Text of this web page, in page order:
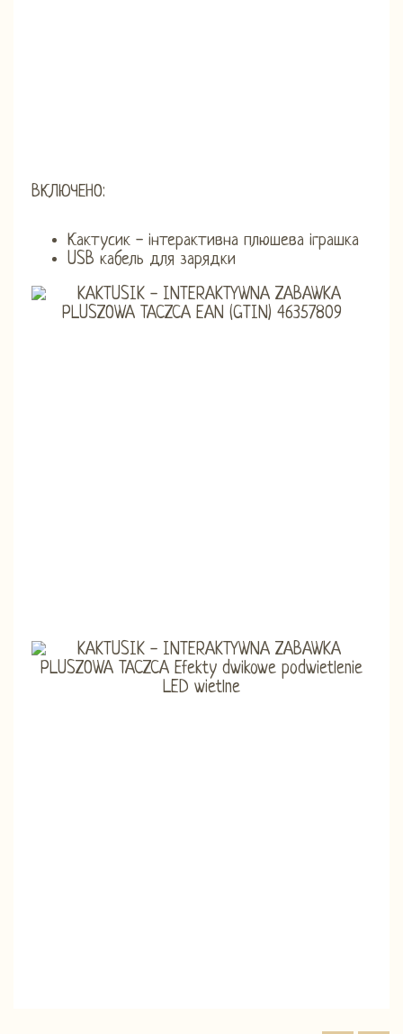
ВКЛЮЧЕНО:
Кактусик - інтерактивна плюшева іграшка
USB кабель для зарядки